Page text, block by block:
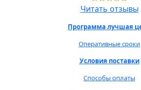
Читать отзывы
Программа лучшая
Оперативные сроки
Условия поставки
Способы оплаты